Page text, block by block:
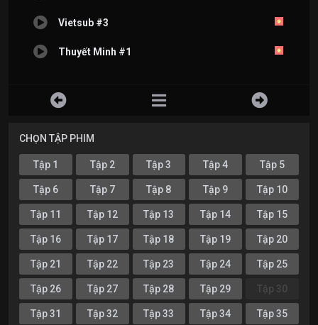
Vietsub #3
Thuyết Minh #1
CHỌN TẬP PHIM
Tập 1 Tập 2 Tập 3 Tập 4 Tập 5
Tập 6 Tập 7 Tập 8 Tập 9 Tập 10
Tập 11 Tập 12 Tập 13 Tập 14 Tập 15
Tập 16 Tập 17 Tập 18 Tập 19 Tập 20
Tập 21 Tập 22 Tập 23 Tập 24 Tập 25
Tập 26 Tập 27 Tập 28 Tập 29 Tập 30
Tập 31 Tập 32 Tập 33 Tập 34 Tập 35